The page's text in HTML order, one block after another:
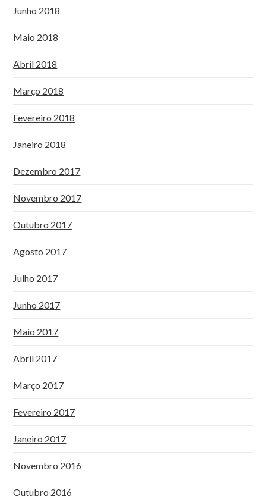
Junho 2018
Maio 2018
Abril 2018
Março 2018
Fevereiro 2018
Janeiro 2018
Dezembro 2017
Novembro 2017
Outubro 2017
Agosto 2017
Julho 2017
Junho 2017
Maio 2017
Abril 2017
Março 2017
Fevereiro 2017
Janeiro 2017
Novembro 2016
Outubro 2016